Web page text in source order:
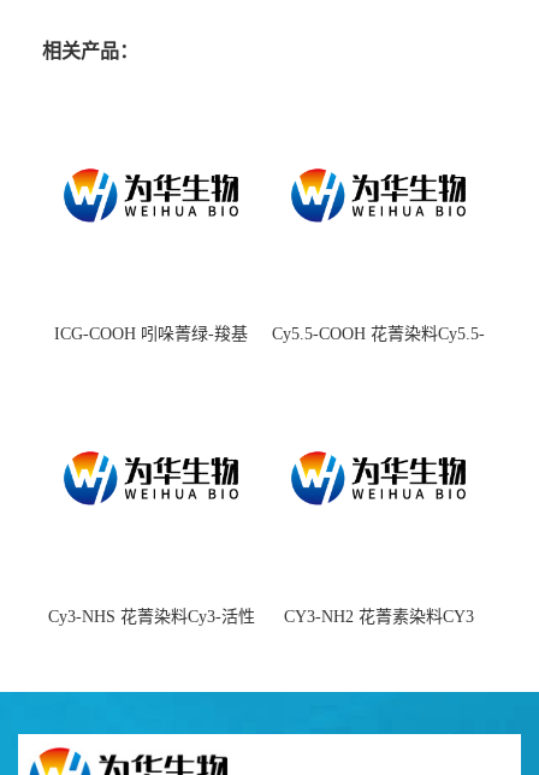
相关产品：
ICG-COOH 吲哚菁绿-羧基
Cy5.5-COOH 花菁染料Cy5.5-
Cy3-NHS 花菁染料Cy3-活性
CY3-NH2 花菁素染料CY3